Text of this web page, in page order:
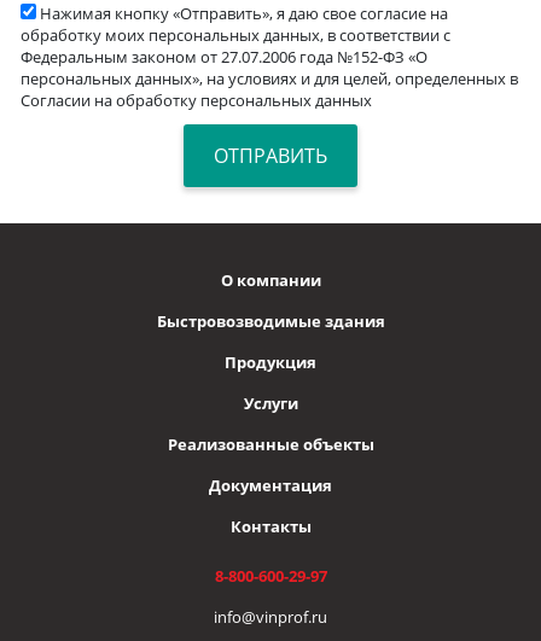
Нажимая кнопку «Отправить», я даю свое согласие на
обработку моих персональных данных, в соответствии с
Федеральным законом от 27.07.2006 года №152-ФЗ «О
персональных данных», на условиях и для целей, определенных в
Согласии на обработку персональных данных
О компании
Быстровозводимые здания
Продукция
Услуги
Реализованные объекты
Документация
Контакты
8-800-600-29-97
info@vinprof.ru